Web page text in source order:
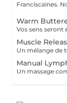
Franciscaines.
Warm
Muscle
Manual